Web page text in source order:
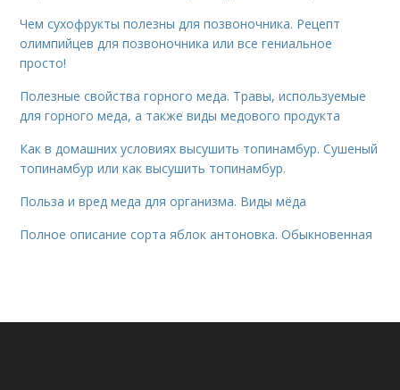
Чем сухофрукты полезны для позвоночника. Рецепт
олимпийцев для позвоночника или все гениальное
просто!
Полезные свойства горного меда. Травы, используемые
для горного меда, а также виды медового продукта
Как в домашних условиях высушить топинамбур. Сушеный
топинамбур или как высушить топинамбур.
Польза и вред меда для организма. Виды мёда
Полное описание сорта яблок антоновка. Обыкновенная